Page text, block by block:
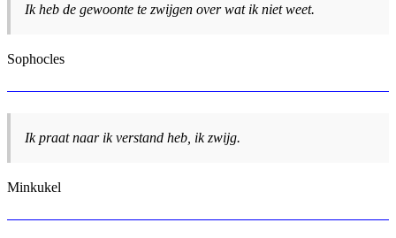
Ik heb de gewoonte te zwijgen over wat ik niet weet.
Sophocles
Ik praat naar ik verstand heb, ik zwijg.
Minkukel